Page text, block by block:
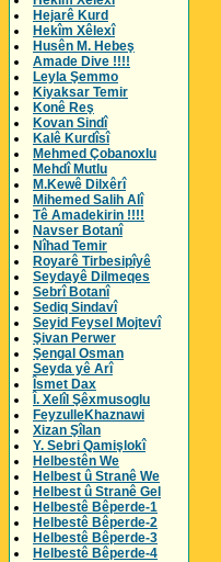
Hejarê Kurd
Hekîm Xêlexî
Husên M. Hebeş
Amade Dive !!!!
Leyla Şemmo
Kiyaksar Temir
Konê Reş
Kovan Sindî
Kalê Kurdîsî
Mehmed Çobanoxlu
Mehdî Mutlu
M.Kewê Dilxêrî
Mihemed Salih Alî
Tê Amadekirin !!!!
Navser Botanî
Nîhad Temir
Royarê Tirbesipîyê
Seydayê Dilmeqes
Sebrî Botanî
Sediq Sindavî
Seyid Feysel Mojtevî
Şivan Perwer
Şengal Osman
Seyda yê Arî
Îsmet Dax
Î. Xelîl Şêxmusoglu
FeyzulleKhaznawi
Xizan Şîlan
Y. Sebri Qamişlokî
Helbestên We
Helbest û Stranê We
Helbest û Stranê Gel
Helbestê Bêperde-1
Helbestê Bêperde-2
Helbestê Bêperde-3
Helbestê Bêperde-4